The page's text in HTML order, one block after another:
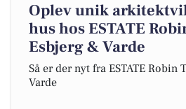
Oplev unik
hus hos ESTATE
Esbjerg & Varde
Så er der nyt fra ESTATE Robin
Varde